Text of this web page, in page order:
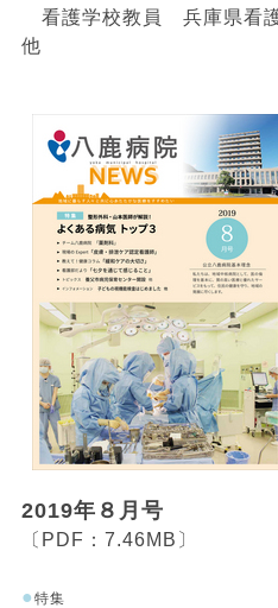
看護学校教員 兵庫県看
他
2019年８月号
〔PDF：7.46MB〕
● 特集